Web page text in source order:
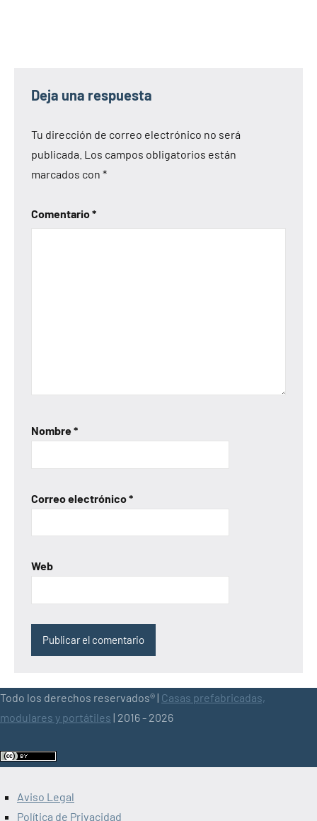
Deja una respuesta
Tu dirección de correo electrónico no será
publicada. Los campos obligatorios están
marcados con *
Comentario*
Nombre*
Correo electrónico*
Web
Todo los derechos reservados® | Casas prefabricadas,
modulares y portátiles | 2016 - 2026
Aviso Legal
Política de Privacidad